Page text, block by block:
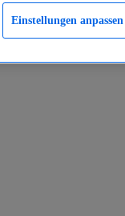
Einstellungen anpassen